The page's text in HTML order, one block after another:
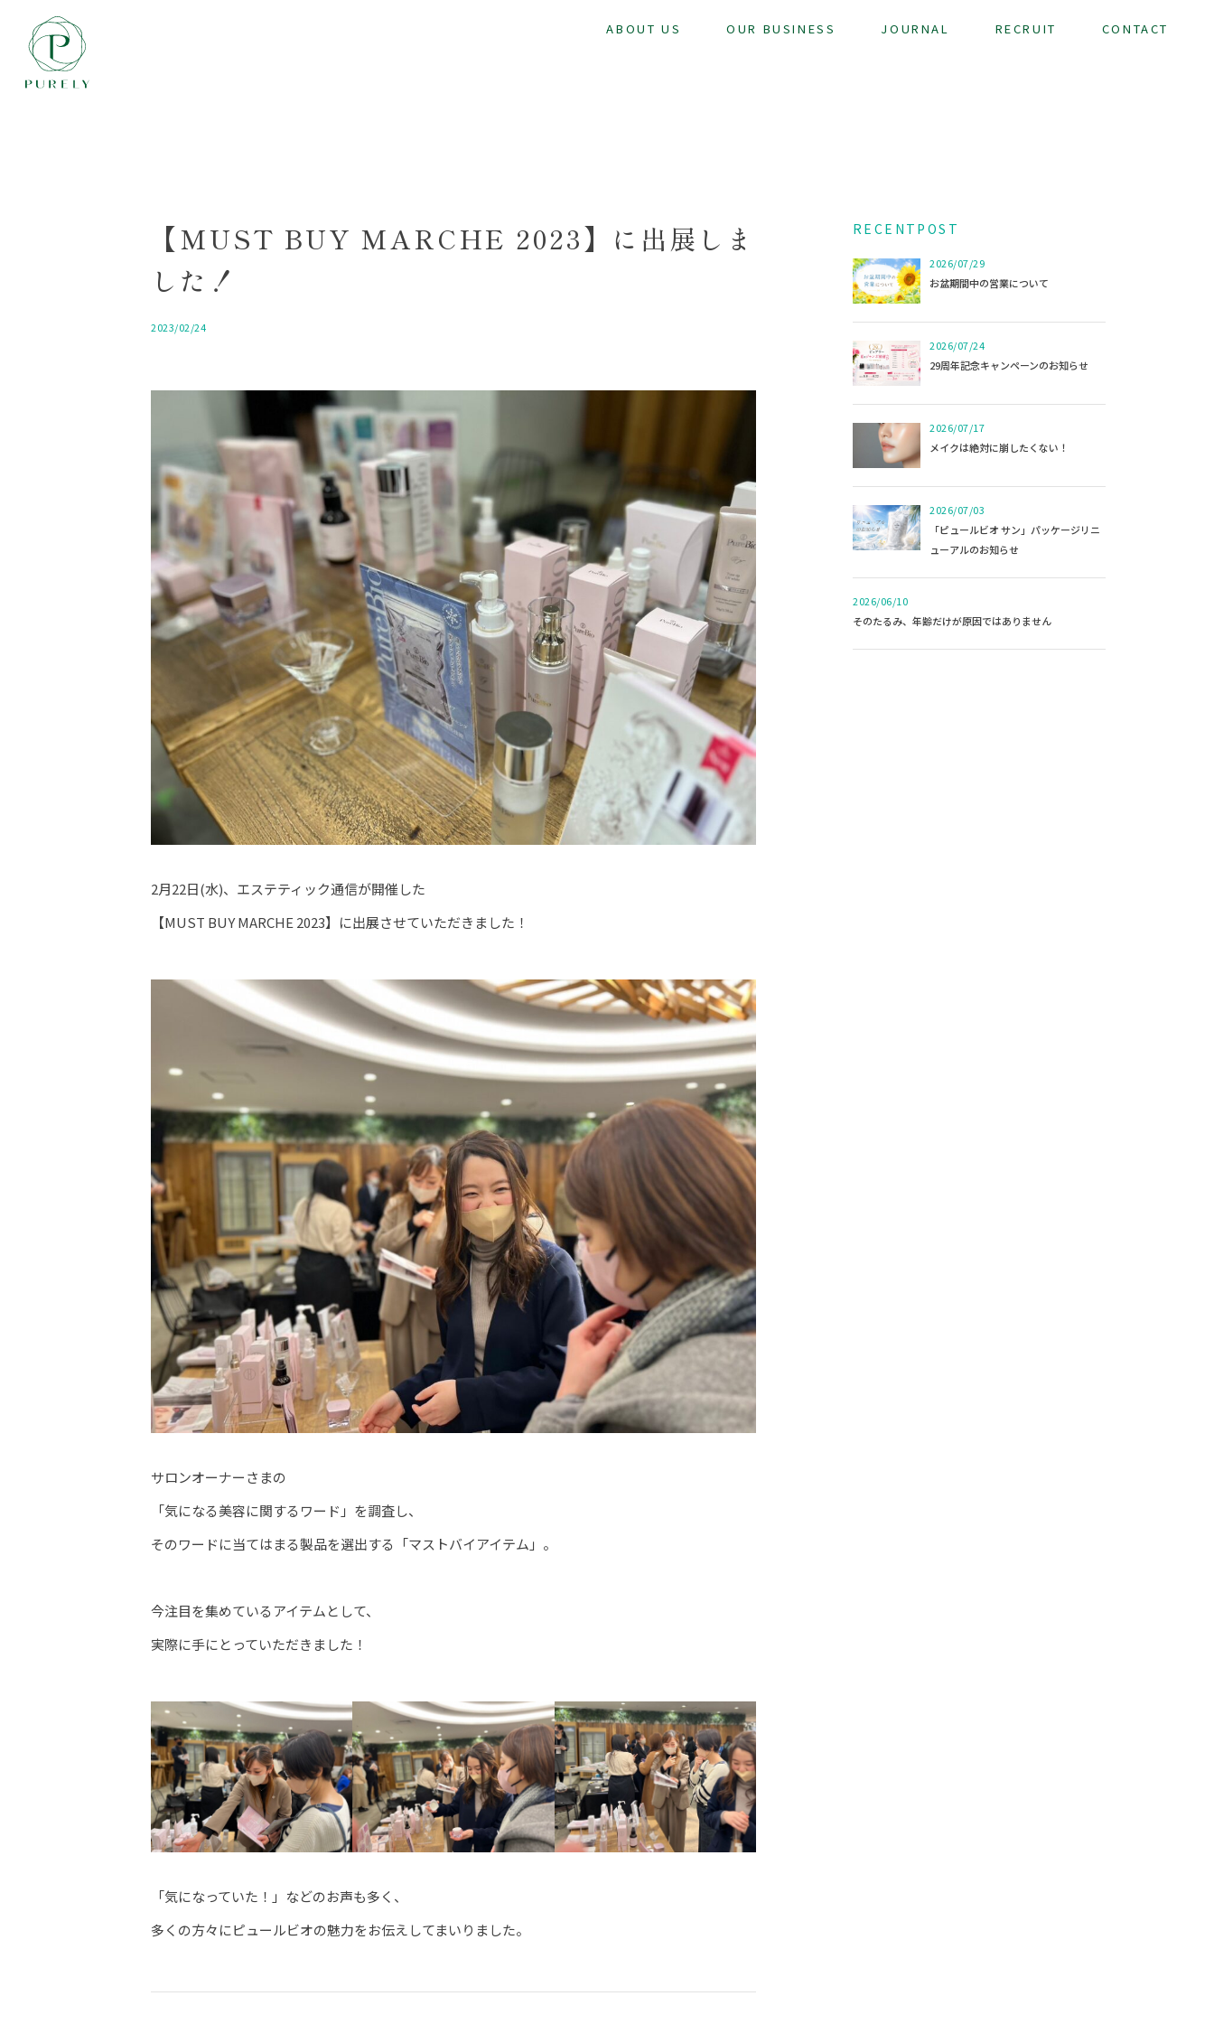
ABOUT US OUR BUSINESS JOURNAL RECRUIT CONTACT
【MUST BUY MARCHE 2023】に出展しま
した！
2023/02/24
2月22日(水)、エステティック通信が開催した
【MUST BUY MARCHE 2023】に出展させていただきました！
サロンオーナーさまの
「気になる美容に関するワード」を調査し、
そのワードに当てはまる製品を選出する「マストバイアイテム」。
今注目を集めているアイテムとして、
実際に手にとっていただきました！
「気になっていた！」などのお声も多く、
多くの方々にピュールビオの魅力をお伝えしてまいりました。
RE CE N T P OS T
2026/07/29
お盆期間中の営業について
2026/07/24
29周年記念キャンペーンのお知らせ
2026/07/17
メイクは絶対に崩したくない！
2026/07/03
「ピュールビオ サン」パッケージリニ
ューアルのお知らせ
2026/06/10
そのたるみ、年齢だけが原因ではありません